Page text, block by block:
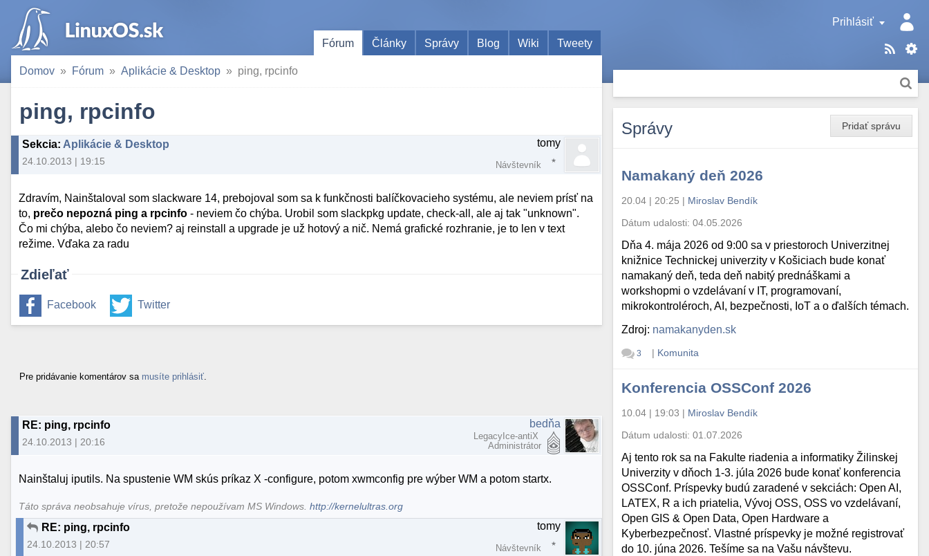
Prihlásiť
Fórum
Články Správy Blog Wiki Tweety
Domov Fórum Aplikácie & Desktop ping, rpcinfo
ping, rpcinfo
Sekcia: Aplikácie & Desktop
24.10.2013 | 19:15
tomy
Návštevník
Zdravím, Nainštaloval som slackware 14, prebojoval som sa k funkčnosti balíčkovacieho systému, ale neviem prísť na
to, prečo nepozná ping a rpcinfo - neviem čo chýba. Urobil som slackpkg update, check-all, ale aj tak "unknown".
Čo mi chýba, alebo čo neviem? aj reinstall a upgrade je už hotový a nič. Nemá grafické rozhranie, je to len v text
režime. Vďaka za radu
Zdieľať
Facebook Twitter
Pre pridávanie komentárov sa musíte prihlásiť
RE: ping, rpcinfo
24.10.2013 | 20:16
bedňa
LegacyIce-antiX
Administrátor
Nainštaluj iputils. Na spustenie WM skús príkaz X -configure, potom xwmconfig pre wýber WM a potom startx.
Táto správa neobsahuje vírus, pretože nepoužívam MS Windows.http://kernelultras.org
RE: ping, rpcinfo
24.10.2013 | 20:57
tomy
Návštevník
Pridať správu
Správy
Namakaný deň 2026
20.04 | 20:25 | Miroslav Bendík
Dátum udalosti:04.05.2026
Dňa 4. mája 2026 od 9:00 sa v priestoroch Univerzitnej
knižnice Technickej univerzity v Košiciach bude konať
namakaný deň, teda deň nabitý prednáškami a
workshopmi o vzdelávaní v IT, programovaní,
mikrokontroléroch, AI, bezpečnosti, IoT a o ďalších témach.
Zdroj: namakanyden.sk
3 | Komunita
Konferencia OSSConf 2026
10.04 | 19:03 | Miroslav Bendík
Dátum udalosti:01.07.2026
Aj tento rok sa na Fakulte riadenia a informatiky Žilinskej
Univerzity v dňoch 1-3. júla 2026 bude konať konferencia
OSSConf. Príspevky budú zaradené v sekciách: Open AI,
LATEX, R a ich priatelia, Vývoj OSS, OSS vo vzdelávaní,
Open GIS & Open Data, Open Hardware a
Kyberbezpečnosť. Vlastné príspevky je možné registrovať
do 10. júna 2026. Tešíme sa na Vašu návštevu.